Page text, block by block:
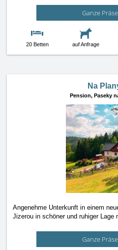
Ganze
20 Betten auf Anfrage
Na
Pension, Paseky
Angenehme Unterkunft in einem
Jizerou in schöner und ruhiger Lage
Ganze